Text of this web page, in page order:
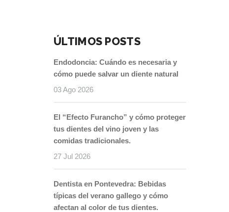
ÚLTIMOS POSTS
Endodoncia: Cuándo es necesaria y
cómo puede salvar un diente natural
03 Ago 2026
El “Efecto Furancho” y cómo proteger
tus dientes del vino joven y las
comidas tradicionales.
27 Jul 2026
Dentista en Pontevedra: Bebidas
típicas del verano gallego y cómo
afectan al color de tus dientes.